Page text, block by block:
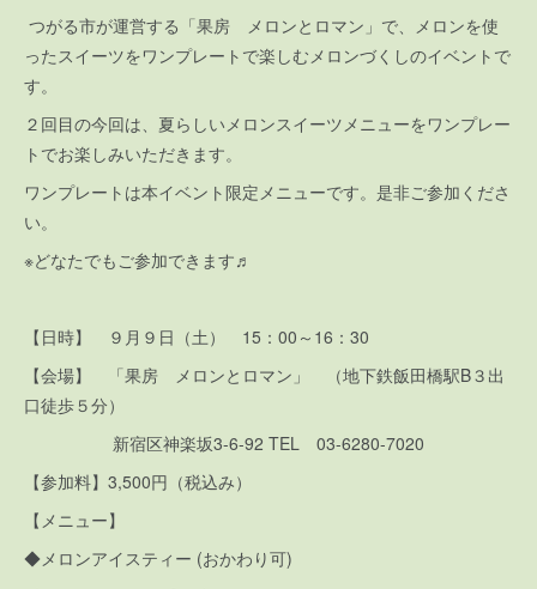
つがる市が運営する「果房 メロンとロマン」で、メロンを使
ったスイーツをワンプレートで楽しむメロンづくしのイベントで
す。
２回目の今回は、夏らしいメロンスイーツメニューをワンプレー
トでお楽しみいただきます。
ワンプレートは本イベント限定メニューです。是非ご参加くださ
い。
※どなたでもご参加できます♬
【日時】 ９月９日（土） 15：00～16：30
【会場】 「果房 メロンとロマン」 （地下鉄飯田橋駅B３出
口徒歩５分）
新宿区神楽坂3-6-92 TEL 03-6280-7020
【参加料】3,500円（税込み）
【メニュー】
◆メロンアイスティー (おかわり可)